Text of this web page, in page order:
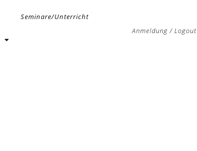
Seminare/Unterricht
Anmeldung / Logout